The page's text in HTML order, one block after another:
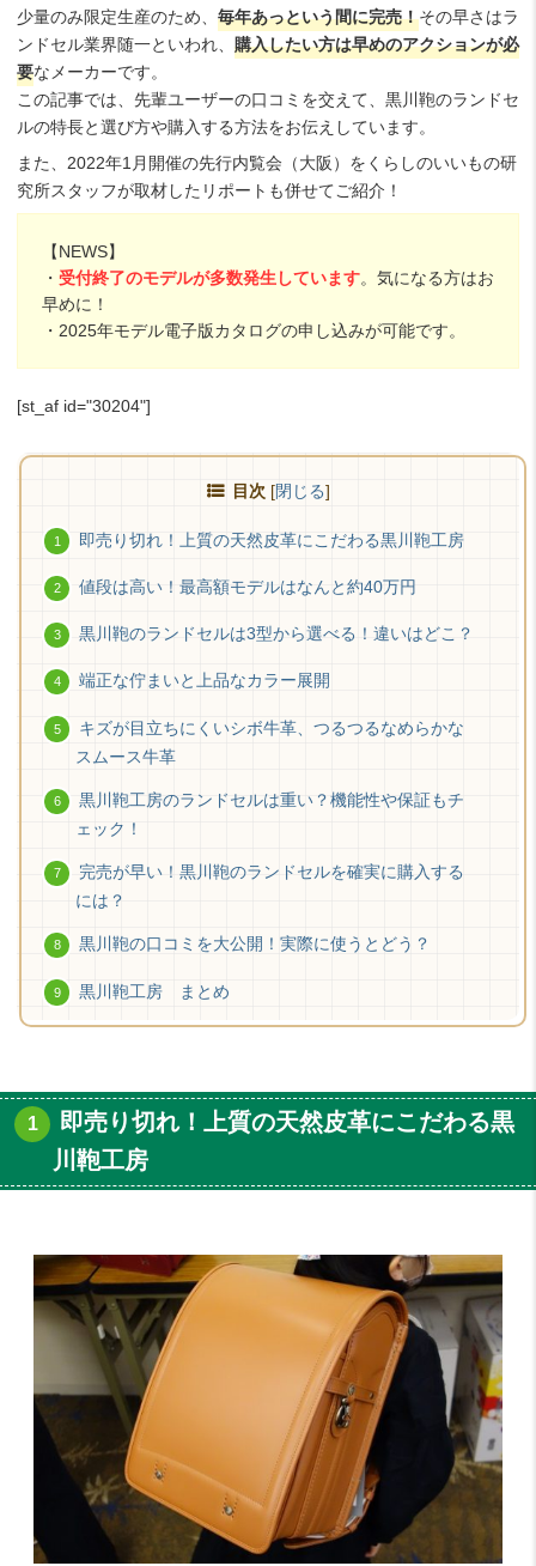
少量のみ限定生産のため、 毎年あっという間に完売！その早さはラ
ンドセル業界随一といわれ、 購入したい方は早めのアクションが必
要なメーカーです。
この記事では、先輩ユーザーの口コミを交えて、黒川鞄のランドセ
ルの特長と選び方や購入する方法をお伝えしています。
また、2022年1月開催の先行内覧会（大阪）をくらしのいいもの研
究所スタッフが取材したリポートも併せてご紹介！
【NEWS】
・ 受付終了のモデルが多数発生しています。気になる方はお
早めに！
・2025年モデル電子版カタログの申し込みが可能です。
[st_af id="30204"]
目次 [閉じる]
即売り切れ！上質の天然皮革にこだわる黒川鞄工房
値段は高い！最高額モデルはなんと約40万円
黒川鞄のランドセルは3型から選べる！違いはどこ？
端正な佇まいと上品なカラー展開
キズが目立ちにくいシボ牛革、つるつるなめらかな
スムース牛革
黒川鞄工房のランドセルは重い？機能性や保証もチ
ェック！
完売が早い！黒川鞄のランドセルを確実に購入する
には？
黒川鞄の口コミを大公開！実際に使うとどう？
黒川鞄工房 まとめ
即売り切れ！上質の天然皮革にこだわる黒
川鞄工房